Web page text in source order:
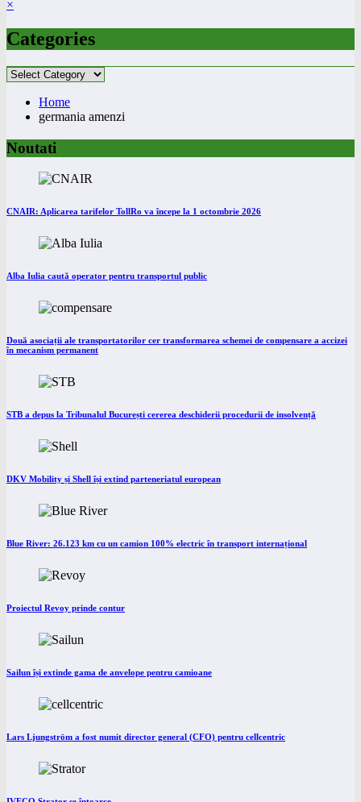
×
Categories
Categories
Home
germania amenzi
Noutati
CNAIR: Aplicarea tarifelor TollRo va începe la 1 octombrie 2026
Alba Iulia caută operator pentru transportul public
Două asociații ale transportatorilor cer transformarea schemei de compensare a accizei
în mecanism permanent
STB a depus la Tribunalul București cererea deschiderii procedurii de insolvență
DKV Mobility și Shell își extind parteneriatul european
Blue River: 26.123 km cu un camion 100% electric în transport internațional
Proiectul Revoy prinde contur
Sailun își extinde gama de anvelope pentru camioane
Lars Ljungström a fost numit director general (CFO) pentru cellcentric